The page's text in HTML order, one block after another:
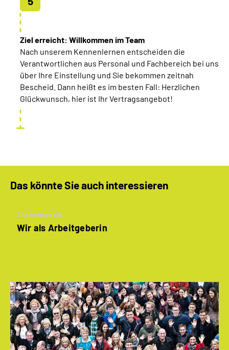
Ziel erreicht: Willkommen imTeam
Nach unserem Kennenlernen entscheiden die
Verantwortlichen aus Personal und Fachbereich bei uns
über Ihre Einstellung und Sie bekommen zeitnah
Bescheid. Dann heißt es im besten Fall: Herzlichen
Glückwunsch, hier ist Ihr Vertragsangebot!
Das könnte Sie auch interessieren
Themenspecial
Wir als Arbeitgeberin